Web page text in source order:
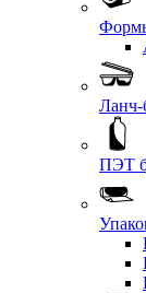
Ланч-
ПЭТ